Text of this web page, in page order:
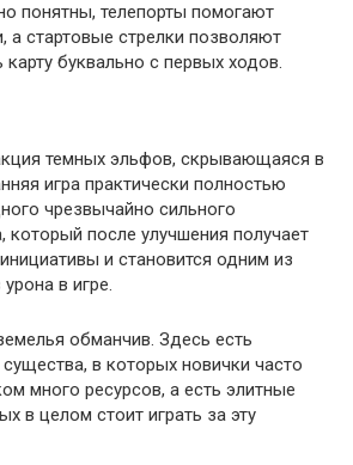
понятны, телепорты помогают
а стартовые стрелки позволяют
буквально с первых ходов.
темных эльфов, скрывающаяся в
игра практически полностью
чрезвычайно сильного
который после улучшения получает
и становится одним из
в игре.
обманчив. Здесь есть
в которых новички часто
много ресурсов, а есть элитные
в целом стоит играть за эту